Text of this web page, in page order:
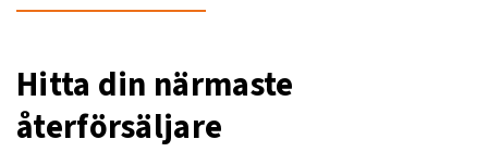
Hitta din närmaste
återförsäljare